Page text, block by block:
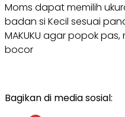
Moms dapat memilih
badan si Kecil sesuai
MAKUKU agar popok
bocor
Bagikan di media sosial: